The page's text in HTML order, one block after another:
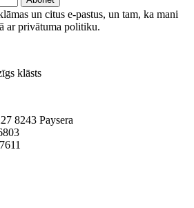
un citus e-pastus, un tam, ka mani
ar privātuma politiku.
klāsts
8243 Paysera